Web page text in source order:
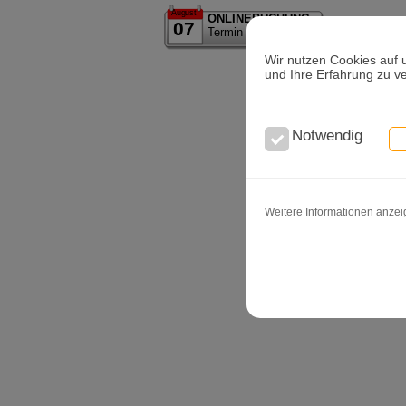
Wir nutzen Cookies auf
und Ihre Erfahrung zu
Notwendig
Weitere Informationen
August
07
ONLINEBUCHUNG
Termin Erstberatung